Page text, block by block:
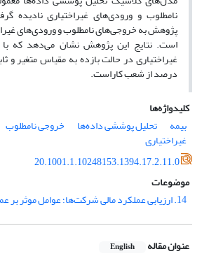
نامطلوب و ورودی‌های غیراختیاری نادیده
پژوهش به خروجی‌های نامطلوب و ورودی‌های
است. نتایج این پژوهش نشان می‌دهد که با
درصد از شعب کاراست.
کلیدواژه‌ها
بیمه
تحلیل پوششی داده‌ها خروجی نامطلوب
غیراختیاری
20.1001.1.10248153.1394.17.2.11.0
موضوعات
14. ارزیابی عملکرد مالی شرک‍ت‌ها؛ عوامل موثر بر عملکرد مالی شرکت‌ها
عنوان مقاله English